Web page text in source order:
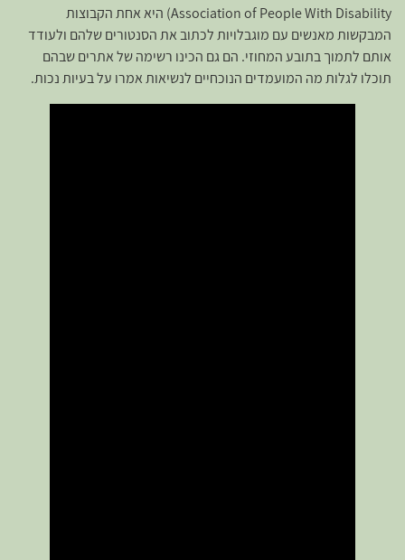
Association of People With Disability) היא אחת הקבוצות
המבקשות מאנשים עם מוגבלויות לכתוב את הסנטורים שלהם ולעודד
אותם לתמוך בתובע המחוזי. הם גם הכינו רשימה של אתרים שבהם
תוכלו לגלות מה המועמדים הנוכחיים לנשיאות אמרו על בעיות נכות.